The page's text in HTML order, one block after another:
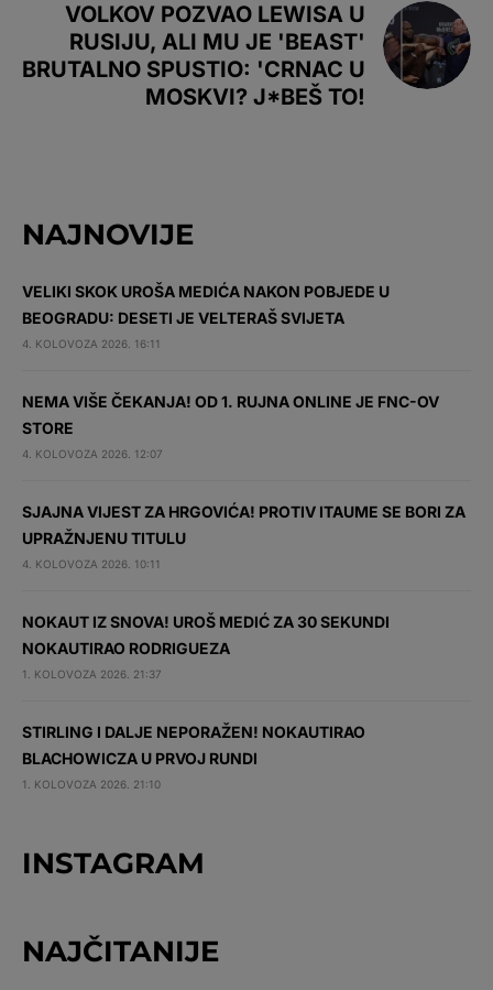
VOLKOV POZVAO LEWISA U
RUSIJU, ALI MU JE 'BEAST'
BRUTALNO SPUSTIO: 'CRNAC U
MOSKVI? J*BEŠ TO!
NAJNOVIJE
VELIKI SKOK UROŠA MEDIĆA NAKON POBJEDE U
BEOGRADU: DESETI JE VELTERAŠ SVIJETA
4. KOLOVOZA 2026. 16:11
NEMA VIŠE ČEKANJA! OD 1. RUJNA ONLINE JE FNC-OV
STORE
4. KOLOVOZA 2026. 12:07
SJAJNA VIJEST ZA HRGOVIĆA! PROTIV ITAUME SE BORI ZA
UPRAŽNJENU TITULU
4. KOLOVOZA 2026. 10:11
NOKAUT IZ SNOVA! UROŠ MEDIĆ ZA 30 SEKUNDI
NOKAUTIRAO RODRIGUEZA
1. KOLOVOZA 2026. 21:37
STIRLING I DALJE NEPORAŽEN! NOKAUTIRAO
BLACHOWICZA U PRVOJ RUNDI
1. KOLOVOZA 2026. 21:10
INSTAGRAM
NAJČITANIJE